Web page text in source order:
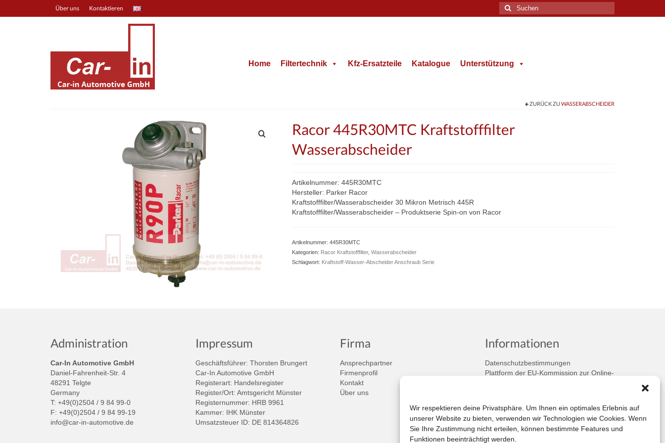
Wir respektieren deine Privatsphäre. Um Ihnen ein optimales Erlebnis auf
unserer Website zu bieten, verwenden wir Technologien wie Cookies. Wenn
Sie Ihre Zustimmung nicht erteilen, können bestimmte Features und
Funktionen beeinträchtigt werden.
Über uns Kontaktieren
Suche
nach:
Home Filtertechnik Kfz-Ersatzteile Katalogue Unterstützung
ZURÜCK ZUWASSERABSCHEIDER
Racor 445R30MTC Kraftstofffilter
Wasserabscheider
Artikelnummer: 445R30MTC
Hersteller: Parker Racor
Kraftstofffilter/Wasserabscheider 30 Mikron Metrisch 445R
Kraftstofffilter/Wasserabscheider – Produktserie Spin-on von Racor
Artikelnummer: 445R30MTC
Kategorien: Racor Kraftstofffilter, Wasserabscheider
Schlagwort: Kraftstoff-Wasser-Abscheider Anschraub Serie
Administration
Car-In Automotive GmbH
Daniel-Fahrenheit-Str. 4
48291 Telgte
Germany
T: +49(0)2504 / 9 84 99-0
F: +49(0)2504 / 9 84 99-19
info@car-in-automotive.de
Impressum
Geschäftsführer: Thorsten Brungert
Car-In Automotive GmbH
Registerart: Handelsregister
Register/Ort: Amtsgericht Münster
Registernummer: HRB 9961
Kammer: IHK Münster
Umsatzsteuer ID: DE 814364826
Firma
Ansprechpartner
Firmenprofil
Kontakt
Über uns
Informationen
Datenschutzbestimmungen
Plattform der EU-Kommission zur Online-